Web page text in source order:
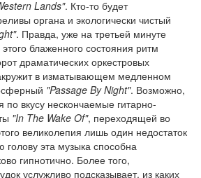
Lands". Кто-то будет
органа и экологически чистый
. Правда, уже на третьей минуте
блаженного состояния ритм
драматических оркестровых
в изматывающем медленном
"Passage By Night". Возможно,
по вкусу нескончаемые гитарно-
"In The Wake Of", переходящей во
великолепия лишь один недостаток
голову эта музыка способна
гипнотично. Более того,
услужливо подсказывает, из каких